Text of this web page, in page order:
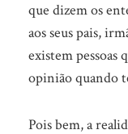
que dizem os
aos seus pais,
existem pessoas
opinião quando
Pois bem, a